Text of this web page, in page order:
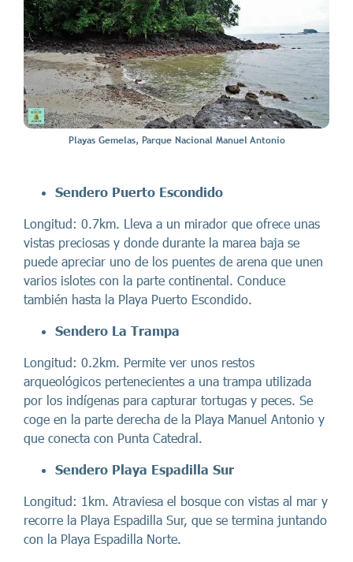
Playas Gemelas, Parque Nacional Manuel Antonio
Sendero Puerto Escondido
Longitud: 0.7km. Lleva a un mirador que ofrece unas
vistas preciosas y donde durante la marea baja se
puede apreciar uno de los puentes de arena que unen
varios islotes con la parte continental. Conduce
también hasta la Playa Puerto Escondido.
Sendero La Trampa
Longitud: 0.2km. Permite ver unos restos
arqueológicos pertenecientes a una trampa utilizada
por los indígenas para capturar tortugas y peces. Se
coge en la parte derecha de la Playa Manuel Antonio y
que conecta con Punta Catedral.
Sendero Playa Espadilla Sur
Longitud: 1km. Atraviesa el bosque con vistas al mar y
recorre la Playa Espadilla Sur, que se termina juntando
con la Playa Espadilla Norte.